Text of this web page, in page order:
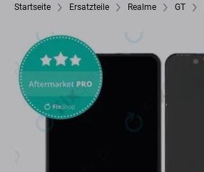
Startseite Ersatzteile Realme GT